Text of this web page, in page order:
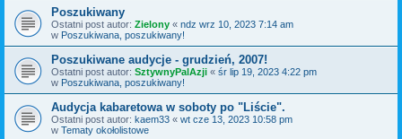
Poszukiwany
Ostatni post autor: Zielony « ndz wrz 10, 2023 7:14 am
w Poszukiwana, poszukiwany!
Poszukiwane audycje - grudzień, 2007!
Ostatni post autor: SztywnyPalAzji « śr lip 19, 2023 4:22 pm
w Poszukiwana, poszukiwany!
Audycja kabaretowa w soboty po "Liście".
Ostatni post autor: kaem33 « wt cze 13, 2023 10:58 pm
w Tematy okołolistowe